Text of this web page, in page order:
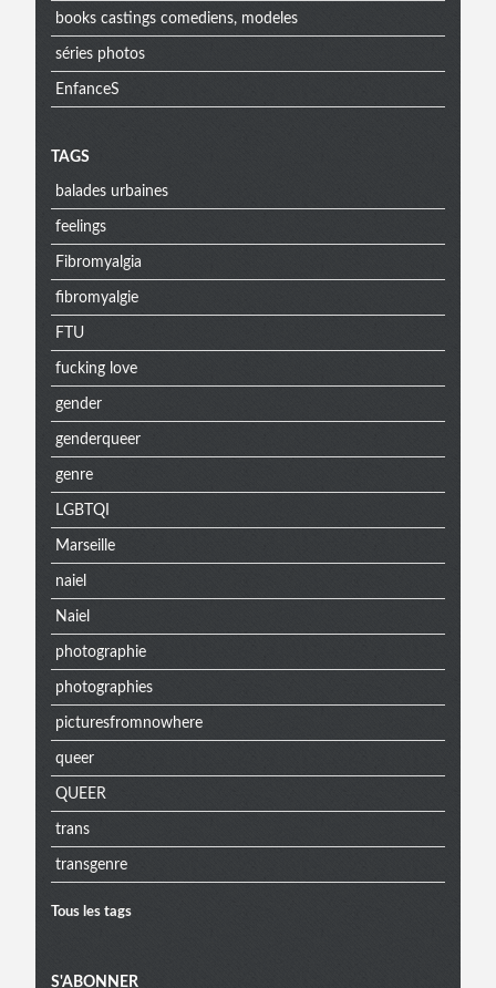
books castings comediens, modeles
séries photos
EnfanceS
Menu
extra
TAGS
balades urbaines
feelings
Fibromyalgia
fibromyalgie
FTU
fucking love
gender
genderqueer
genre
LGBTQI
Marseille
naiel
Naiel
photographie
photographies
picturesfromnowhere
queer
QUEER
trans
transgenre
Tous les tags
S'ABONNER